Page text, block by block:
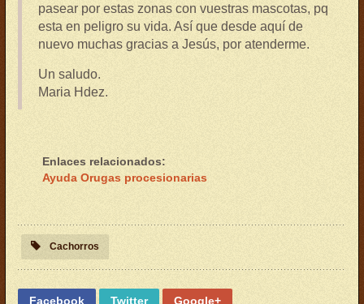
pasear por estas zonas con vuestras mascotas, pq
esta en peligro su vida. Así que desde aquí de
nuevo muchas gracias a Jesús, por atenderme.
Un saludo.
Maria Hdez.
Enlaces relacionados:
Ayuda Orugas procesionarias
Cachorros
Facebook Twitter Google+